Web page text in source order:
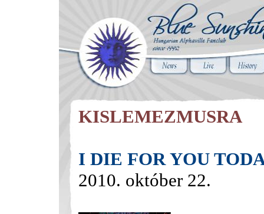
KISLEMEZMUSRA
I DIE FOR YOU
2010. október 22.